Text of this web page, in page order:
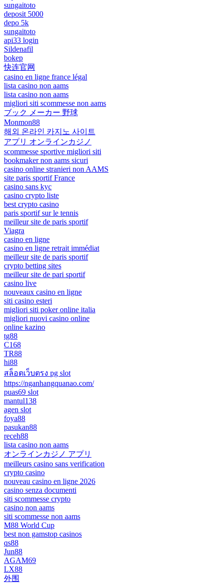
sungaitoto
deposit 5000
depo 5k
sungaitoto
api33 login
Sildenafil
bokep
快连官网
casino en ligne france légal
lista casino non aams
lista casino non aams
migliori siti scommesse non aams
ブック メーカー 野球
Monmon88
해외 온라인 카지노 사이트
アプリ オンラインカジノ
scommesse sportive migliori siti
bookmaker non aams sicuri
casino online stranieri non AAMS
site paris sportif France
casino sans kyc
casino crypto liste
best crypto casino
paris sportif sur le tennis
meilleur site de paris sportif
Viagra
casino en ligne
casino en ligne retrait immédiat
meilleur site de paris sportif
crypto betting sites
meilleur site de pari sportif
casino live
nouveaux casino en ligne
siti casino esteri
migliori siti poker online italia
migliori nuovi casino online
online kazino
tg88
C168
TR88
hi88
สล็อตเว็บตรง pg slot
https://nganhangquanao.com/
puas69 slot
mantul138
agen slot
foya88
pasukan88
receh88
lista casino non aams
オンラインカジノ アプリ
meilleurs casino sans verification
crypto casino
nouveau casino en ligne 2026
casino senza documenti
siti scommesse crypto
casino non aams
siti scommesse non aams
M88 World Cup
best non gamstop casinos
qs88
Jun88
AGAM69
LX88
外围